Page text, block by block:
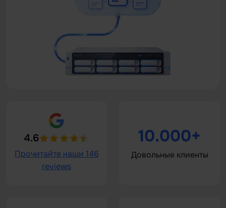
4.6
Прочитайте наши 146
reviews
10.000+
Довольные клиенты